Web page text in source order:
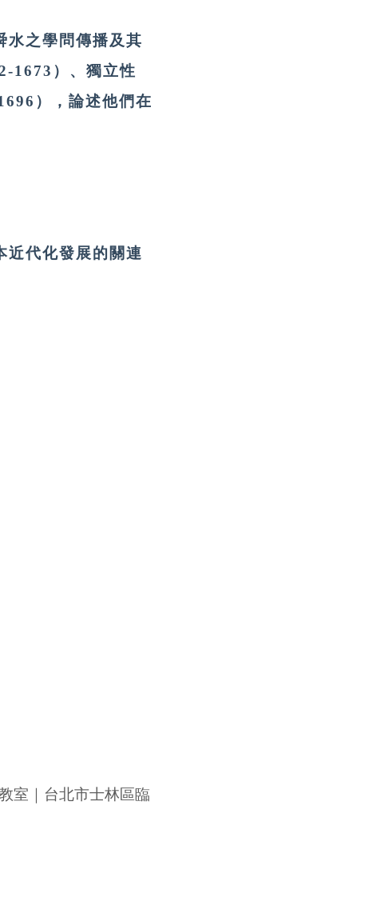
水之學問傳播及其
1673）、獨立性
），論述他們在
近代化發展的關連
室
台北市士林區臨